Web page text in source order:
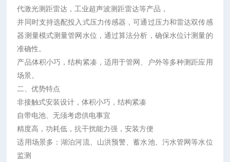
代激光测距雷达，工业超声波测距雷达等产品，
并同时支持选配投入式压力传感器，可通过压力和雷达双传感
器测量模式测量管网水位，通过算法分析，确保水位计测量的
准确性。
产品体积小巧，结构紧凑，适用于管网、户外等多种测距应用
场景。
二、优势特点
非接触式安装设计，体积小巧，结构紧凑
自带电池、无须考虑供电事宜
精度高，功耗低，抗干扰能力强，安装方便
适用场景多：湖泊河流、山洪预警、蓄水池、污水管网等水位
监测